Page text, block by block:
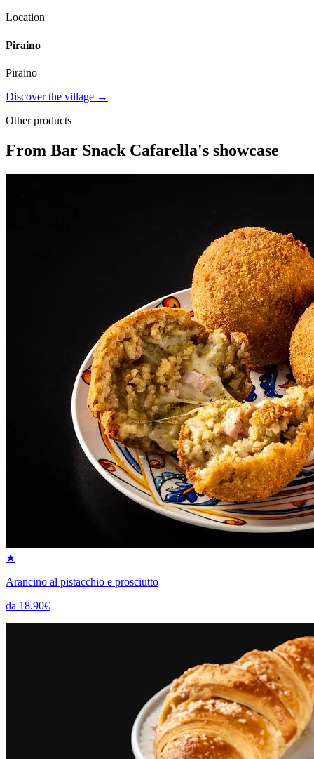
Location
Piraino
Piraino
Discover the village →
Other products
From Bar Snack Cafarella's showcase
★
Arancino al pistacchio e prosciutto
da 18.90€